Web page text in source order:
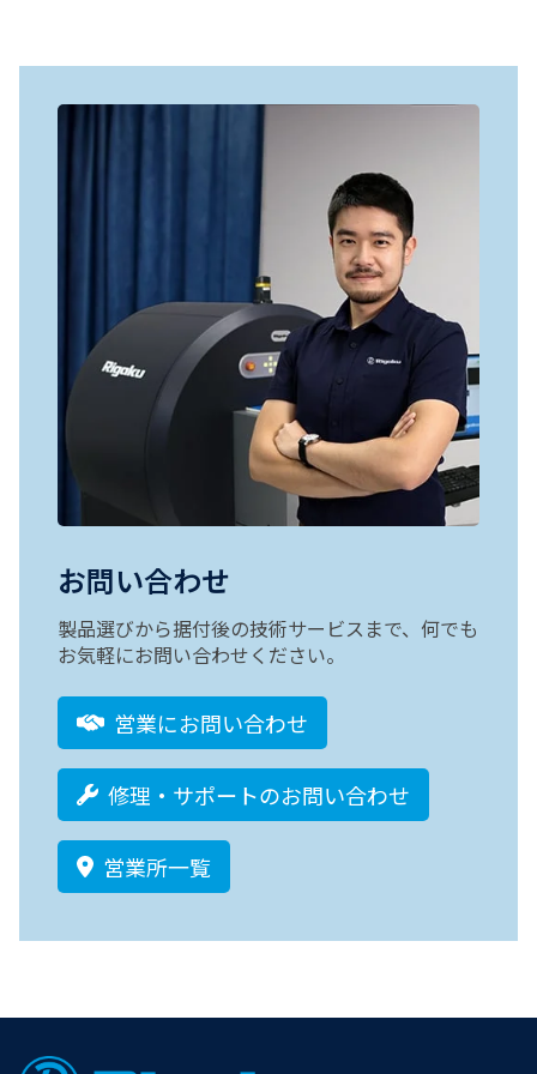
お問い合わせ
製品選びから据付後の技術サービスまで、何でも
お気軽にお問い合わせください。
営業にお問い合わせ
修理・サポートのお問い合わせ
営業所一覧
Footer